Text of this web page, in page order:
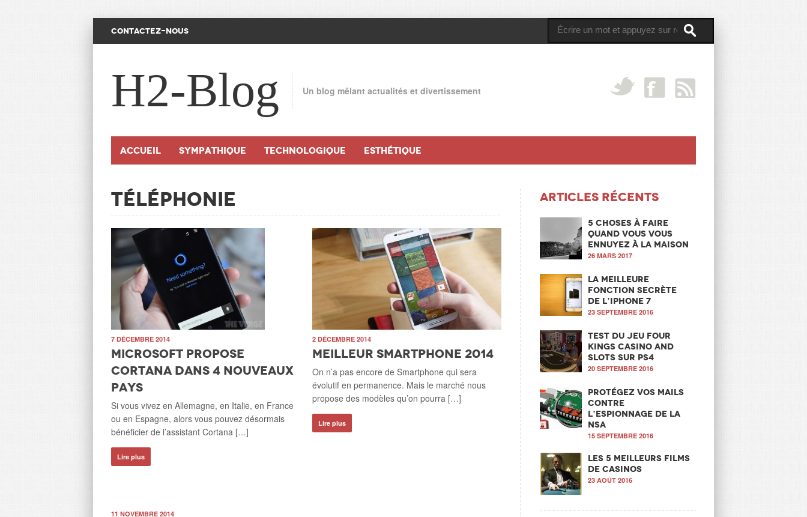
CONTACTEZ-NOUS
H2-Blog Un blog mêlant actualités et divertissement
Accueil SYMPATHIQUE TECHNOLOGIQUE ESTHÉTIQUE
Téléphonie
7 DÉCEMBRE 2014
Microsoft propose
Cortana dans 4 nouveaux
pays
Si vous vivez en Allemagne, en Italie, en France
ou en Espagne, alors vous pouvez désormais
bénéficier de l’assistant Cortana […]
Lire plus
2 DÉCEMBRE 2014
Meilleur smartphone 2014
On n’a pas encore de Smartphone qui sera
évolutif en permanence. Mais le marché nous
propose des modèles qu’on pourra […]
Lire plus
11 NOVEMBRE 2014
Articles récents
5 choses à faire
quand vous vous
ennuyez à la maison
26 MARS 2017
La meilleure
fonction secrète
de l’iPhone 7
23 SEPTEMBRE 2016
Test du jeu Four
Kings Casino and
Slots sur PS4
20 SEPTEMBRE 2016
Protégez vos mails
contre
l’espionnage de la
NSA
15 SEPTEMBRE 2016
Les 5 meilleurs films
de casinos
23 AOÛT 2016